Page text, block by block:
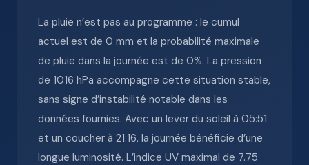
La pluie n’est pas au programme : le cumul
actuel est de 0 mm et la probabilité maximale
de pluie dans la journée est de 0%. La pression
de 1016 hPa accompagne cette situation stable,
sans signe d’instabilité notable dans les
données fournies. Avec un lever du soleil à 05:51
et un coucher à 21:16, la journée bénéficie d’une
longue luminosité. L’indice UV maximal de 7.75